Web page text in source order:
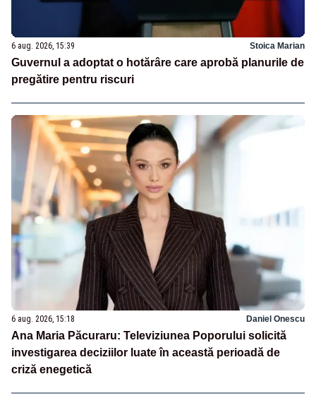
6 aug. 2026, 15:39 Stoica Marian
Guvernul a adoptat o hotărâre care aprobă planurile de
pregătire pentru riscuri
6 aug. 2026, 15:18 Daniel Onescu
Ana Maria Păcuraru: Televiziunea Poporului solicită
investigarea deciziilor luate în această perioadă de
criză enegetică